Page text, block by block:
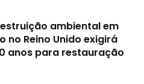
ambiental em
no Reino Unido exigirá
anos para restauração